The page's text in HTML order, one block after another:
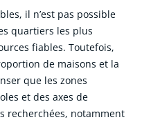
il n’est pas possible
quartiers les plus
fiables. Toutefois,
de maisons et la
que les zones
et des axes de
recherchées, notamment